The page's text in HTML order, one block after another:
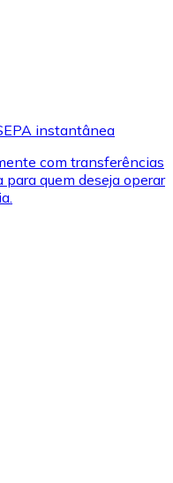
instantânea
com transferências
para quem deseja operar